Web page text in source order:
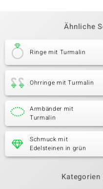
Ähnliche
Ringe mit Turmalin
Ohrringe mit Turmalin
Armbänder mit
Turmalin
Schmuck mit
Edelsteinen in grün